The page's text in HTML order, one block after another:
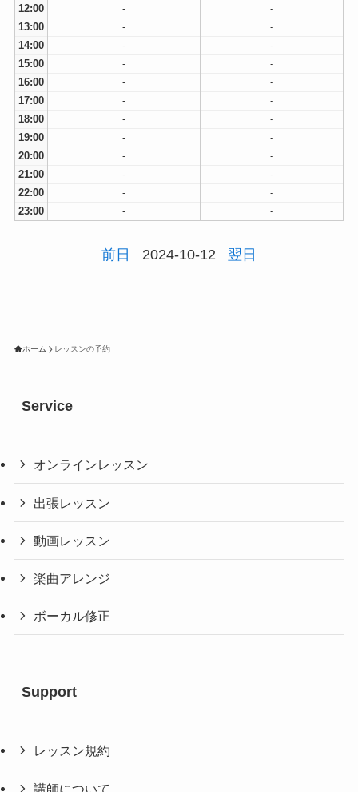
12:00
-
-
13:00
-
-
14:00
-
-
15:00
-
-
16:00
-
-
17:00
-
-
18:00
-
-
19:00
-
-
20:00
-
-
21:00
-
-
22:00
-
-
23:00
- -
前日 2024-10-12 翌日
ホーム レッスンの予約
Service
オンラインレッスン
出張レッスン
動画レッスン
楽曲アレンジ
ボーカル修正
Support
レッスン規約
講師について